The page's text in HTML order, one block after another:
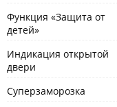
Функция «Защита от
детей»
Индикация открытой
двери
Суперзаморозка